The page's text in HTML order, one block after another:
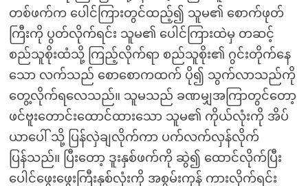
တစ်ဖက်က ပေါင်ကြားတွင်ထည့်၍ သူမ၏ စောက်ဖုတ်
ကြီးကို ပွတ်လိုက်ရင်း သူမ၏ ပေါင်ကြားထဲမှ တဆင့်
စည်သူစိုးထံသို့ ကြည့်လိုက်ရာ စည်သူစိုး၏ ဂွင်းတိုက်နေ
သော လက်သည် စောစောကထက် ပို၍ သွက်လာသည်ကို
တွေ့လိုက်ရလေသည်။ သူမသည် ခဏမျှအကြာတွင်တော့
ဖင်ဗူးတောင်းထောင်ထားသော သူမ၏ ကိုယ်လုံးကို အိပ်
ယာပေါ် သို့ ပြန်လှဲချလိုက်ကာ ပက်လက်လှန်လိုက်
ပြန်သည်။ ပြီးတော့ ဒူးနှစ်ဖက်ကို ဆွဲ၍ ထောင်လိုက်ပြီး
ပေါင်ဖွေးဖွေးကြီးနှစ်လုံးကို အစွမ်းကုန် ကားလိုက်ရင်း